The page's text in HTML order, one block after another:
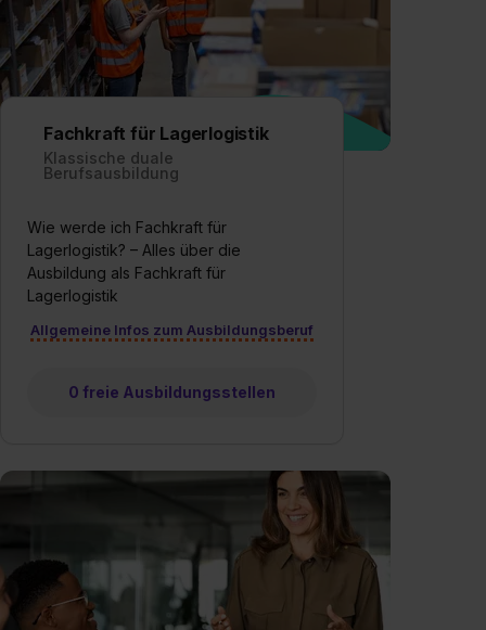
Fachkraft für Lagerlogistik
Klassische duale
Berufsausbildung
Wie werde ich Fachkraft für
Lagerlogistik? – Alles über die
Ausbildung als Fachkraft für
Lagerlogistik
Allgemeine Infos zum Ausbildungsberuf
0 freie Ausbildungsstellen